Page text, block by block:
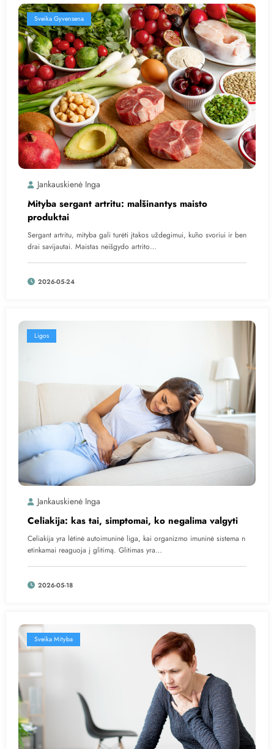
Sveika Gyvensena
Jankauskienė Inga
Mityba sergant artritu: malšinantys maisto
produktai
Sergant artritu, mityba gali turėti įtakos uždegimui, kūno svoriui ir ben
drai savijautai. Maistas neišgydo artrito…
2026-05-24
Ligos
Jankauskienė Inga
Celiakija: kas tai, simptomai, ko negalima valgyti
Celiakija yra lėtinė autoimuninė liga, kai organizmo imuninė sistema n
etinkamai reaguoja į glitimą. Glitimas yra…
2026-05-18
Sveika Mityba